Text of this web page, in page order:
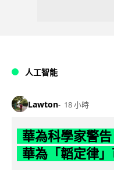
人工智能
Lawton 18 小時
華為科學家警
華為「韜定律